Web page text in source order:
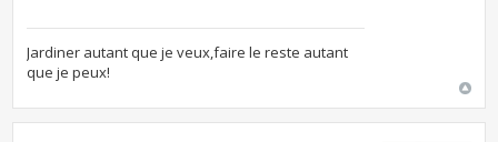
Jardiner autant que je veux,faire le reste autant
que je peux!